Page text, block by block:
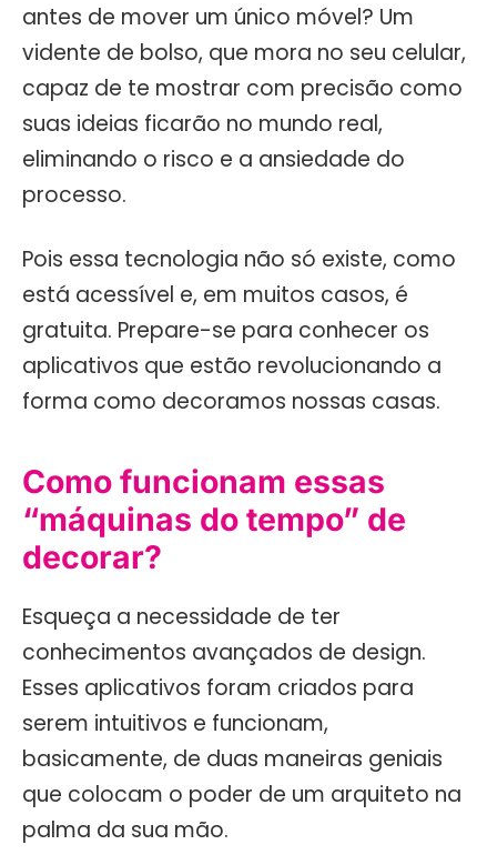
antes de mover um único móvel? Um
vidente de bolso, que mora no seu celular,
capaz de te mostrar com precisão como
suas ideias ficarão no mundo real,
eliminando o risco e a ansiedade do
processo.
Pois essa tecnologia não só existe, como
está acessível e, em muitos casos, é
gratuita. Prepare-se para conhecer os
aplicativos que estão revolucionando a
forma como decoramos nossas casas.
Como funcionam essas
“máquinas do tempo” de
decorar?
Esqueça a necessidade de ter
conhecimentos avançados de design.
Esses aplicativos foram criados para
serem intuitivos e funcionam,
basicamente, de duas maneiras geniais
que colocam o poder de um arquiteto na
palma da sua mão.